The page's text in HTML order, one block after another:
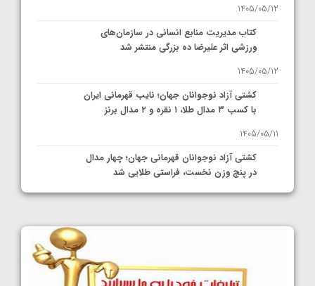
1405/05/12
کتاب مدیریت منابع انسانی در سازمان‌های
ورزشی اثر علیرضا ده بزرگی منتشر شد
1405/05/12
کشتی آزاد نوجوانان جهان؛ نایب قهرمانی ایران
با کسب ۳ مدال طلا، ۱ نقره و ۲ مدال برنز
1405/05/11
کشتی آزاد نوجوانان قهرمانی جهان؛ چهار مدال
در پنج وزن نخست، فراستی طلایی شد
1405/05/11
کشتی آزاد نوجوانان جهان؛ رقبای نمایندگان